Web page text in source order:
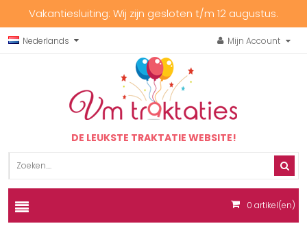
Vakantiesluiting: Wij zijn gesloten t/m 12 augustus.
Nederlands Mijn Account
DE LEUKSTE TRAKTATIE WEBSITE!
0 artikel(en)